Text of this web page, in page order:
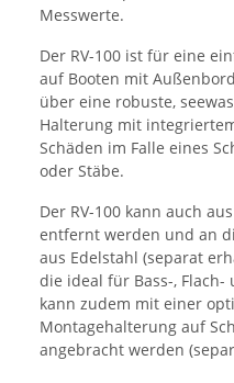
Messwerte.
Der RV-100 ist für eine
auf Booten mit
über eine robuste,
Halterung mit
Schäden im Falle eines
oder Stäbe.
Der RV-100 kann auch
entfernt werden und an
aus Edelstahl (separat
die ideal für Bass-, Flach-
kann zudem mit einer
Montagehalterung auf
angebracht werden